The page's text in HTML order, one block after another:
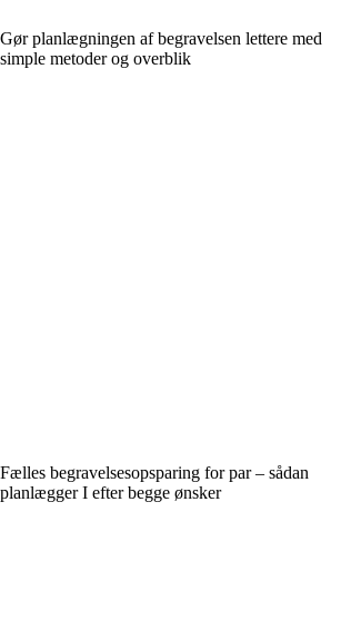
Gør planlægningen af begravelsen lettere med
simple metoder og overblik
Fælles begravelsesopsparing for par – sådan
planlægger I efter begge ønsker